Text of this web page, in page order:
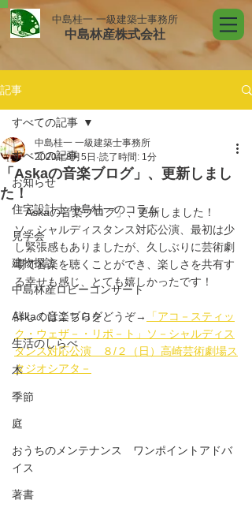
中島桂一 一級建築士事務所
中島林産株式会社
記事
すべての記事
お知らせ
住宅設計士 中島桂一のコラム
見学会
建物探訪
中島林産ロビーコンサート
Askaの音楽ブログ
生活のしらべ
木
季節
庭
おうちのメンテナンス ワンポイントアドバ
イス
著書
すべての記事
「Askaの音楽ブログ」、更新しまし
た！
中島桂一 一級建築士事務所
2020年8月5日 読了時間: 1分
「Askaの音楽ブログ」、更新しました！
ソ－シャルディスタンス対応公演、最初は少
し緊張感もありましたが、久しぶりに芸術劇
場で音楽を聴くことができ、楽しさを共有す
る幸せも感じ、とても嬉しかったです！
詳しくはこちらをどうぞ→
「アコ－スティッ
ク・ウェザ－・リポ－ト」ソ－シャルディス
タンス対応公演　８/２（日）高崎芸術劇場ス
タジオシアタ－